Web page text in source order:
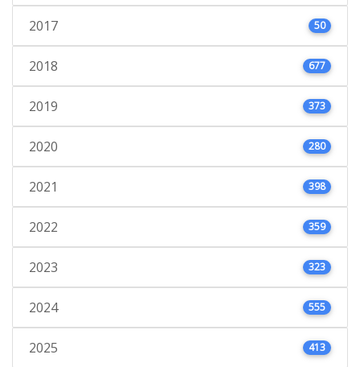
2017 50
2018 677
2019 373
2020 280
2021 398
2022 359
2023 323
2024 555
2025 413